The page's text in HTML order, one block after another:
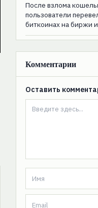
После взлома
пользователи
биткоинах на биржи
Комментарии
Оставить